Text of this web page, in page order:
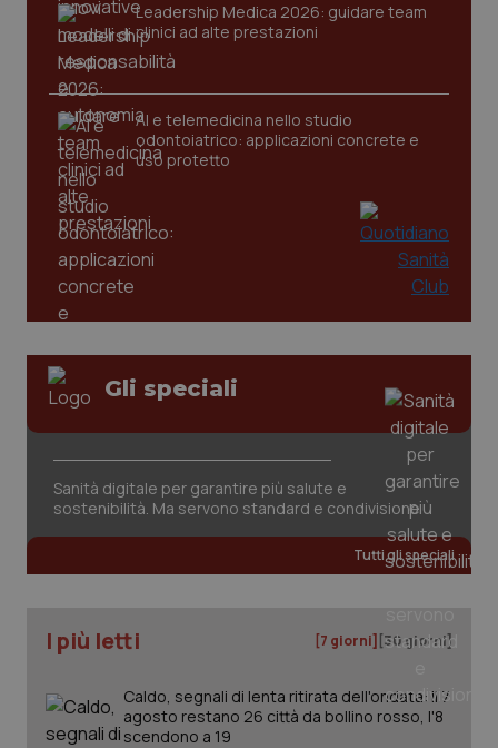
Leadership Medica 2026: guidare team
clinici ad alte prestazioni
AI e telemedicina nello studio
odontoiatrico: applicazioni concrete e
uso protetto
Gli speciali
Sanità digitale per garantire più salute e
sostenibilità. Ma servono standard e condivisione
Tutti gli speciali
I più letti [7 giorni] [30 giorni]
Caldo, segnali di lenta ritirata dell'ondata: il 7
agosto restano 26 città da bollino rosso, l'8
scendono a 19
_ga
Google LLC